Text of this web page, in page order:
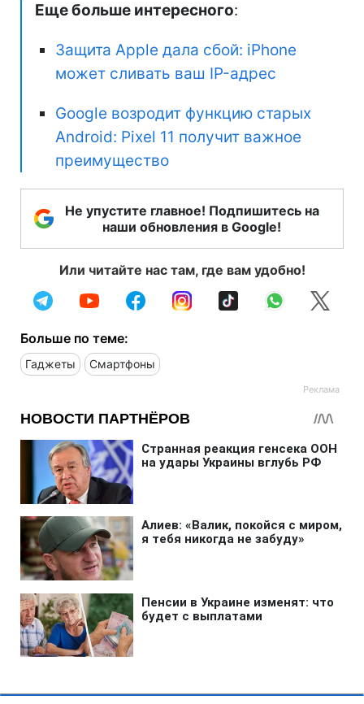
Еще больше интересного:
Защита Apple дала сбой: iPhone
может сливать ваш IP-адрес
Google возродит функцию старых
Android: Pixel 11 получит важное
преимущество
Не упустите главное! Подпишитесь на
наши обновления в Google!
Или читайте нас там, где вам удобно!
Больше по теме:
Гаджеты Смартфоны